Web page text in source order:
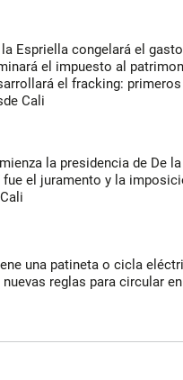
la Espriella congelará el
el impuesto al
el fracking:
Cali
la presidencia de De
fue el juramento y la
una patineta o cicla
nuevas reglas para circular